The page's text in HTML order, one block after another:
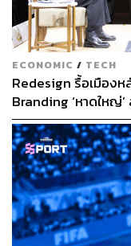
ECONOMIC / TECH
Redesign รื้อเมือง
Branding ‘หาดใหญ่